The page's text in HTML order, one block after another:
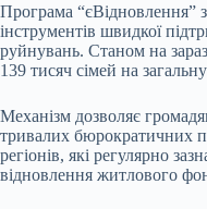
Програма “єВідновлення”
інструментів швидкої
руйнувань. Станом на
139 тисяч сімей на
Механізм дозволяє
тривалих бюрократичних
регіонів, які регулярно
відновлення житлового